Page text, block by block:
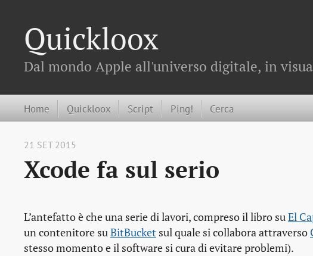
Quickloox
Dal mondo Apple all'universo digitale, in
Home Quickloox Script Ping! Cerca
21 SET 2015
Xcode fa sul serio
L’antefatto è che una serie di lavori, compreso il libro suEl
un contenitore suBitBucket sul quale si collabora attraverso
stesso momento e il software si cura di evitare problemi).